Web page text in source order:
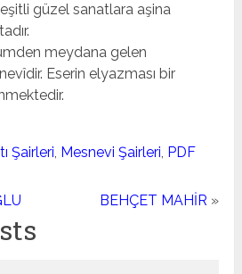
güzel sanatlara aşina
meydana gelen
Eserin elyazması bir
Şairleri, Mesnevi Şairleri, PDF
BEHÇET MAHİR »